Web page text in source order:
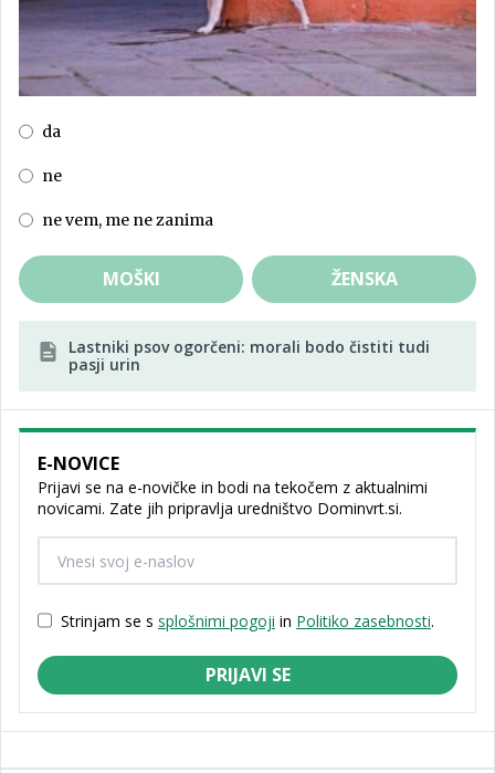
da
ne
ne vem, me ne zanima
MOŠKI ŽENSKA
Lastniki psov ogorčeni: morali bodo čistiti tudi
pasji urin
E-NOVICE
Prijavi se na e-novičke in bodi na tekočem z aktualnimi
novicami. Zate jih pripravlja uredništvo Dominvrt.si.
Strinjam se s splošnimi pogoji in Politiko zasebnosti.
PRIJAVI SE